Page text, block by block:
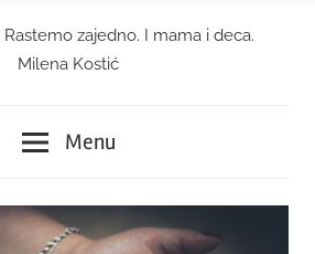
zajedno. I mama i deca.
Milena Kostić
Menu